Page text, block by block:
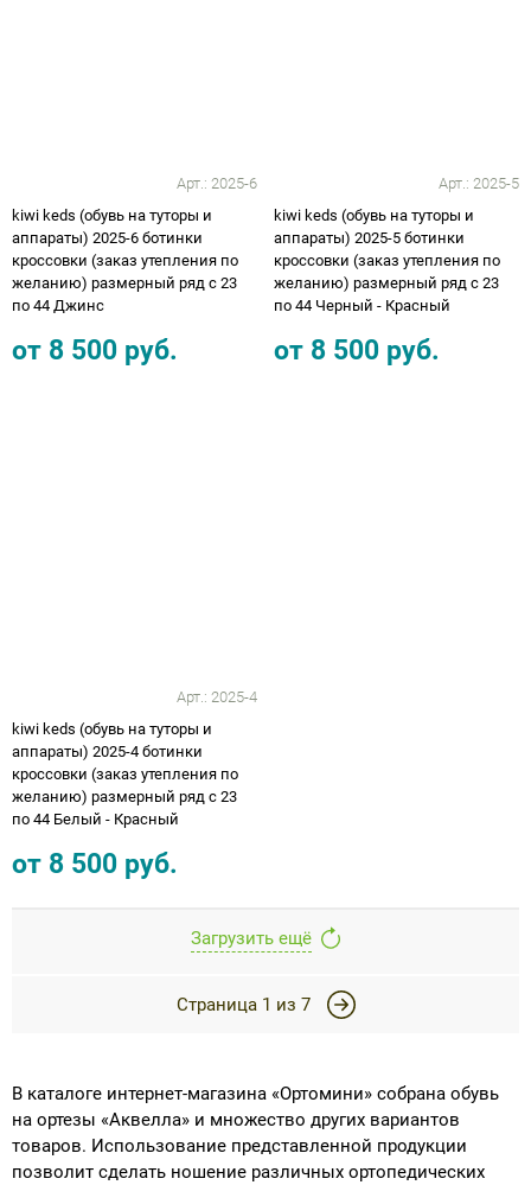
Арт.: 2025-6
kiwi keds (обувь на туторы и
аппараты) 2025-6 ботинки
кроссовки (заказ утепления по
желанию) размерный ряд с 23
по 44 Джинс
от 8 500 руб.
Арт.: 2025-5
kiwi keds (обувь на туторы и
аппараты) 2025-5 ботинки
кроссовки (заказ утепления по
желанию) размерный ряд с 23
по 44 Черный - Красный
от 8 500 руб.
Арт.: 2025-4
kiwi keds (обувь на туторы и
аппараты) 2025-4 ботинки
кроссовки (заказ утепления по
желанию) размерный ряд с 23
по 44 Белый - Красный
от 8 500 руб.
Загрузить ещё
Страница 1 из 7
В каталоге интернет-магазина «Ортомини» собрана обувь
на ортезы «Аквелла» и множество других вариантов
товаров. Использование представленной продукции
позволит сделать ношение различных ортопедических